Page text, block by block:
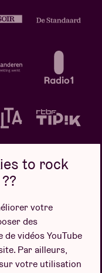
de cookies
to rock
votre
des
vidéos YouTube
Par ailleurs,
votre utilisation